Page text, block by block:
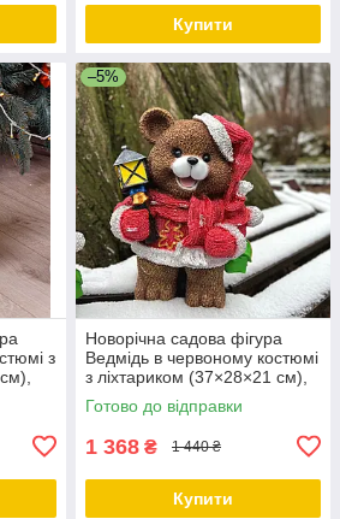
Купити
з
–5%
Новорічна садова фігура
Ведмідь в червоному костюмі
з ліхтариком (37×28×21 см),
новорічна вулична прикраса
Готово до відправки
1 368 ₴ 1 440 ₴
Купити